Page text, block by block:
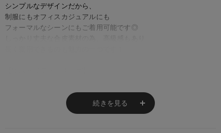
シンプルなデザインだから、
制服にもオフィスカジュアルにも
フォーマルなシーンにもご着用可能です◎
いとこ同士である2人がワークウェアの
生産を開始したのは1920年代。
続きを見る